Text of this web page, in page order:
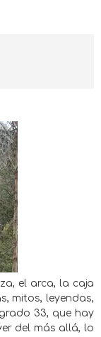
el arca, la caja
mitos, leyendas,
33, que hay
del más allá, lo